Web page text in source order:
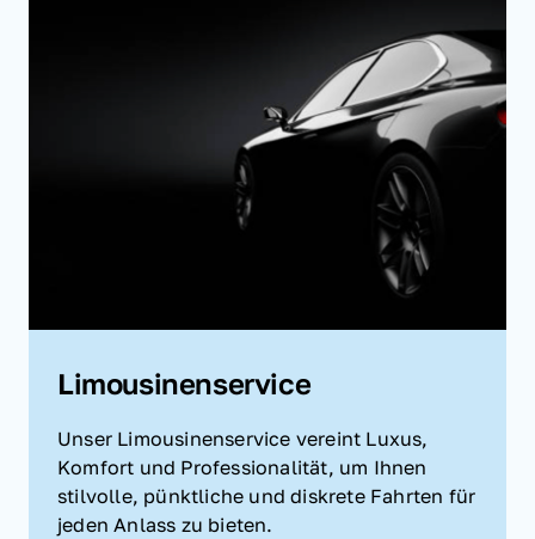
Limousinenservice
Unser Limousinenservice vereint Luxus,
Komfort und Professionalität, um Ihnen
stilvolle, pünktliche und diskrete Fahrten für
jeden Anlass zu bieten.